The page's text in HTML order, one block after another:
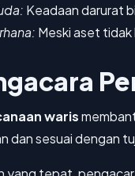
Keadaan darurat
Meski aset
waris
dan sesuai dengan